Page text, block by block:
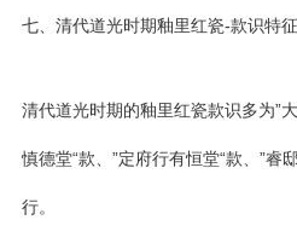
七、清代道光时期釉里红瓷-款识特征
清代道光时期的釉里红瓷款识多为”
慎德堂“款、”定府行有恒堂“款、”睿
行。